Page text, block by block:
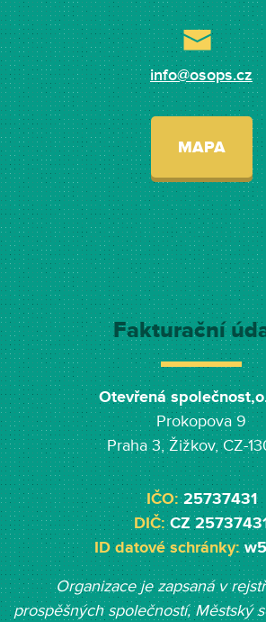
info@osops.cz
MAPA
Fakturační
Otevřená
Prokopova 9
Praha 3, Žižkov, CZ-
IČO:25737431
DIČ:CZ
ID datové schránky:
Organizace je zapsaná v
prospěšných společností, Městský